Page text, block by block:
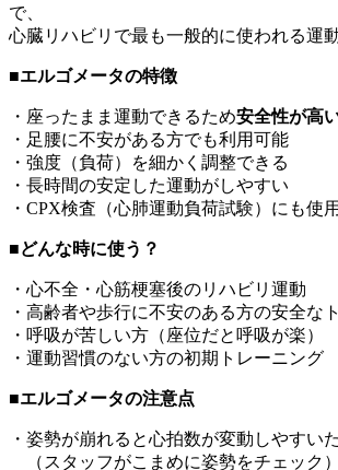
で、
心臓リハビリで最も一般的に使われる運
■エルゴメータの特徴
・座ったまま運動できるため安全性が高
・足腰に不安がある方でも利用可能
・強度（負荷）を細かく調整できる
・長時間の安定した運動がしやすい
・CPX検査（心肺運動負荷試験）にも使
■どんな時に使う？
・心不全・心筋梗塞後のリハビリ運動
・高齢者や歩行に不安のある方の安全な
・呼吸が苦しい方（座位だと呼吸が楽）
・運動習慣のない方の初期トレーニング
■エルゴメータの注意点
・姿勢が崩れると心拍数が変動しやすいた
（スタッフがこまめに姿勢をチェック）